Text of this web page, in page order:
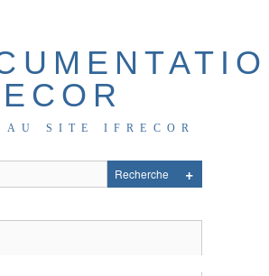
AU SITE IFRECOR